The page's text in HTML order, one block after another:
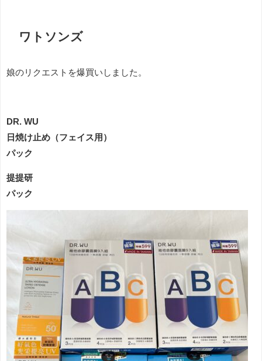
ワトソンズ
娘のリクエストを爆買いしました。
DR. WU
日焼け止め（フェイス用）
パック
提提研
パック